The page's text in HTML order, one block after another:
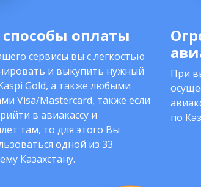
оплаты
сервисы вы с легкостью
и выкупить нужный
Gold, а также любыми
Visa/Mastercard, также если
в авиакассу и
там, то для этого Вы
одной из 33
Казахстану.
При
по